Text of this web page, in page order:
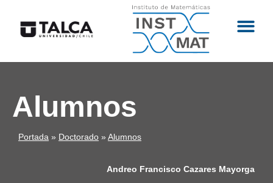
Alumnos
Portada » Doctorado » Alumnos
Andreo Francisco Cazares Mayorga